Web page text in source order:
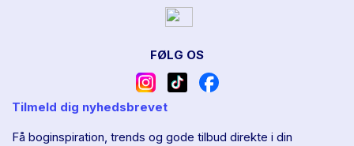
FØLG OS
Tilmeld dig nyhedsbrevet
Få boginspiration, trends og gode tilbud direkte i din